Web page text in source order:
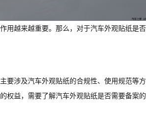
用越来越重要。那么，对于汽车外观贴纸是
要涉及汽车外观贴纸的合规性、使用规范等
权益，需要了解汽车外观贴纸是否需要备案